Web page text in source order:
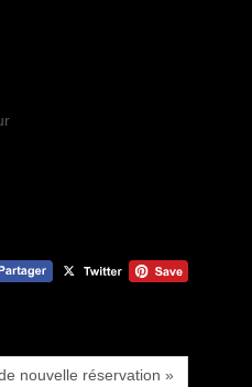
nouvelle réservation »